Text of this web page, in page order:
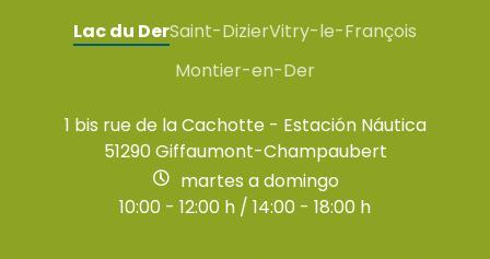
Lac du DerSaint-DizierVitry-le-François
Montier-en-Der
1 bis rue de la Cachotte - Estación Náutica
51290 Giffaumont-Champaubert
martes a domingo
10:00 - 12:00 h / 14:00 - 18:00 h